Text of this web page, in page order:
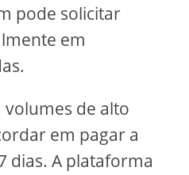
pode solicitar
em
de alto
em pagar a
dias. A plataforma